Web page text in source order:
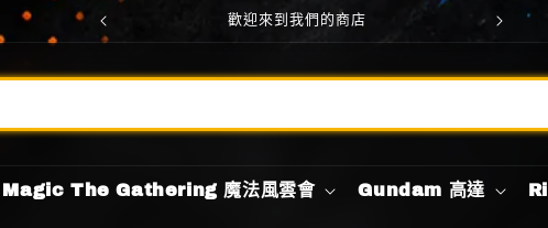
Welcome to our store
Magic The Gathering 魔法風雲會 Gundam 高達